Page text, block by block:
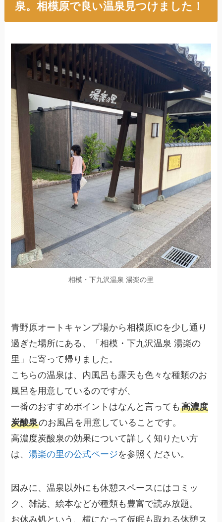
泉。相模原で良い温泉見つけました！
相模・下九沢温泉 湯楽の里
青野原オートキャンプ場から相模原ICを少し通り
過ぎた場所にある、「相模・下九沢温泉 湯楽の
里」に寄って帰りました。
こちらの温泉は、内風呂も露天も色々な種類のお
風呂を用意しているのですが、
一番のおすすめポイントはなんと言っても高濃度
炭酸泉のお風呂を用意していることです。
高濃度炭酸泉の効果について詳しく知りたい方
は、湯楽の里の公式ページを参照ください。
因みに、温泉以外にも休憩スペースにはコミッ
ク、雑誌、絵本などが種類も豊富で読み放題。
お休み処という、横になって仮眠も取れる休憩ス